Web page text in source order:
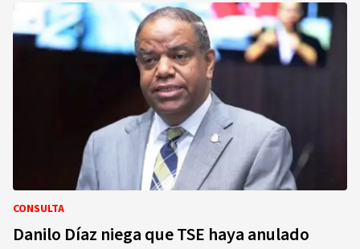
CONSULTA
Danilo Díaz niega que TSE haya anulado